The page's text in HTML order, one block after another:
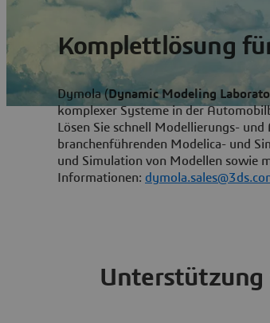
Komplettlösung
Dymola (Dynamic Modeling
komplexer Systeme in der
Lösen Sie schnell Modellierungs-
branchenführenden Modelica- und
und Simulation von Modellen sowie
Informationen:
Unterstützung